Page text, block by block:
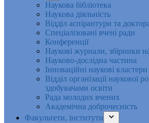
Наукова бібліотека
Наукова діяльність
Відділ аспірантури та
Спеціалізовані вчені ради
Конференції
Наукові журнали, збірники
Науково-дослідна частина
Інноваційні наукові кластери
Відділ організації наукової
здобувачами освіти
Рада молодих вчених
Академічна доброчесність
Факультети, інститути